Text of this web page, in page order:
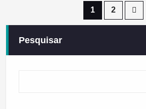
conteúdos
1 2
Pesquisar